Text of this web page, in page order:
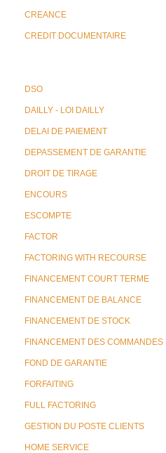
CREANCE
CREDIT DOCUMENTAIRE
DSO
DAILLY - LOI DAILLY
DELAI DE PAIEMENT
DEPASSEMENT DE GARANTIE
DROIT DE TIRAGE
ENCOURS
ESCOMPTE
FACTOR
FACTORING WITH RECOURSE
FINANCEMENT COURT TERME
FINANCEMENT DE BALANCE
FINANCEMENT DE STOCK
FINANCEMENT DES COMMANDES
FOND DE GARANTIE
FORFAITING
FULL FACTORING
GESTION DU POSTE CLIENTS
HOME SERVICE